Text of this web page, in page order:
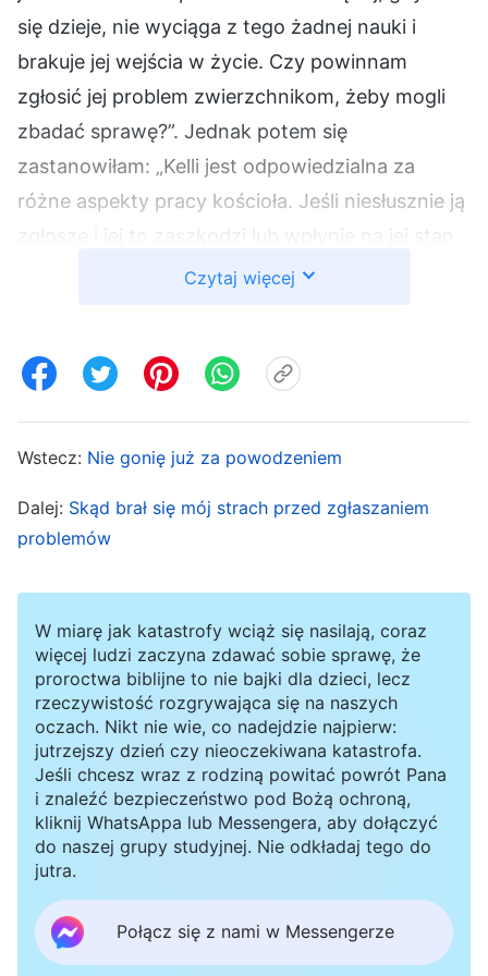
się dzieje, nie wyciąga z tego żadnej nauki i
brakuje jej wejścia w życie. Czy powinnam
zgłosić jej problem zwierzchnikom, żeby mogli
zbadać sprawę?”. Jednak potem się
zastanowiłam: „Kelli jest odpowiedzialna za
różne aspekty pracy kościoła. Jeśli niesłusznie ją
zgłoszę i jej to zaszkodzi lub wpłynie na jej stan,
powodując opóźnienia w jej obowiązkach,
obecnych obowiązków, a w najgorszym
ograniczone i nie mam pewności, czy Kelli jest
fałszywą przywódczynią. Najlepiej będzie się nie
Mając to na względzie, nie zgłosiłam problemu
Kelli.
W tamtym czasie kościół często wysyłał listy z
prośbą o zgłaszanie fałszywych przywódców i
antychrystów. Ilekroć je widziałam, czułam się
rozdarta. Gdy tak się wahałam, usłyszałam, że
jedna z sióstr zgłosiła przywódczynię kościoła.
Po lepszym zrozumieniu sprawy i jej dalszym
zbadaniu okazało się, że ta przywódczyni
przejawia jedynie zepsucie i nie jest fałszywą
Czytaj więcej
Wstecz: Nie gonię już za powodzeniem
Dalej: Skąd brał się mój strach przed zgłaszaniem
problemów
W miarę jak katastrofy wciąż się nasilają, coraz
więcej ludzi zaczyna zdawać sobie sprawę, że
proroctwa biblijne to nie bajki dla dzieci, lecz
rzeczywistość rozgrywająca się na naszych
oczach. Nikt nie wie, co nadejdzie najpierw:
jutrzejszy dzień czy nieoczekiwana katastrofa.
Jeśli chcesz wraz z rodziną powitać powrót Pana
i znaleźć bezpieczeństwo pod Bożą ochroną,
kliknij WhatsAppa lub Messengera, aby dołączyć
do naszej grupy studyjnej. Nie odkładaj tego do
jutra.
Połącz się z nami w Messengerze